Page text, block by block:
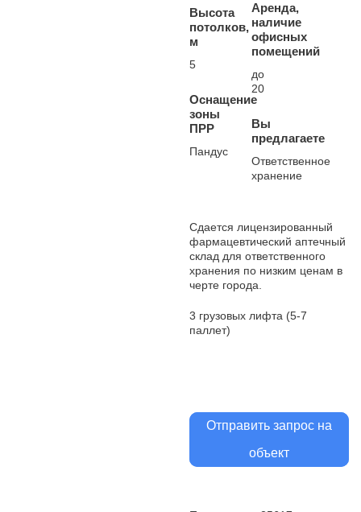
Высота
потолков,
м
5
Оснащение
зоны
ПРР
Пандус
Аренда,
наличие
офисных
помещений
до
20
Вы
предлагаете
Ответственное
хранение
Сдается лицензированный
фармацевтический аптечный
склад для ответственного
хранения по низким ценам в
черте города.
3 грузовых лифта (5-7
паллет)
Отправить запрос на
объект